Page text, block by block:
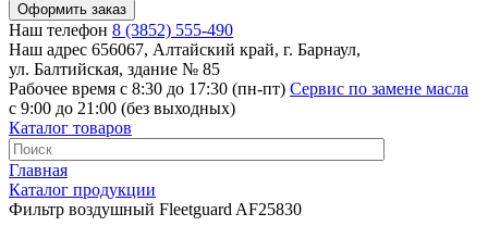
Оформить заказ
Наш телефон 8 (3852) 555-490
Наш адрес 656067, Алтайский край, г. Барнаул,
ул. Балтийская, здание № 85
Рабочее время с 8:30 до 17:30 (пн-пт) Сервис по замене масла
с 9:00 до 21:00 (без выходных)
Каталог товаров
Главная
Каталог продукции
Фильтр воздушный Fleetguard AF25830